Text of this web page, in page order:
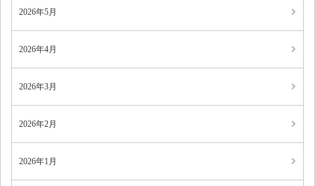
2026年5月
2026年4月
2026年3月
2026年2月
2026年1月